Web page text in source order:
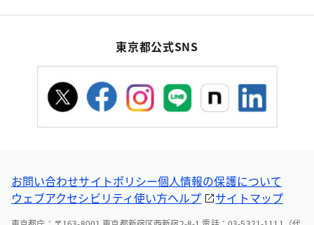
東京都公式SNS
お問い合わせサイトポリシー個人情報の保護について
ウェブアクセシビリティ使い方ヘルプ サイトマップ